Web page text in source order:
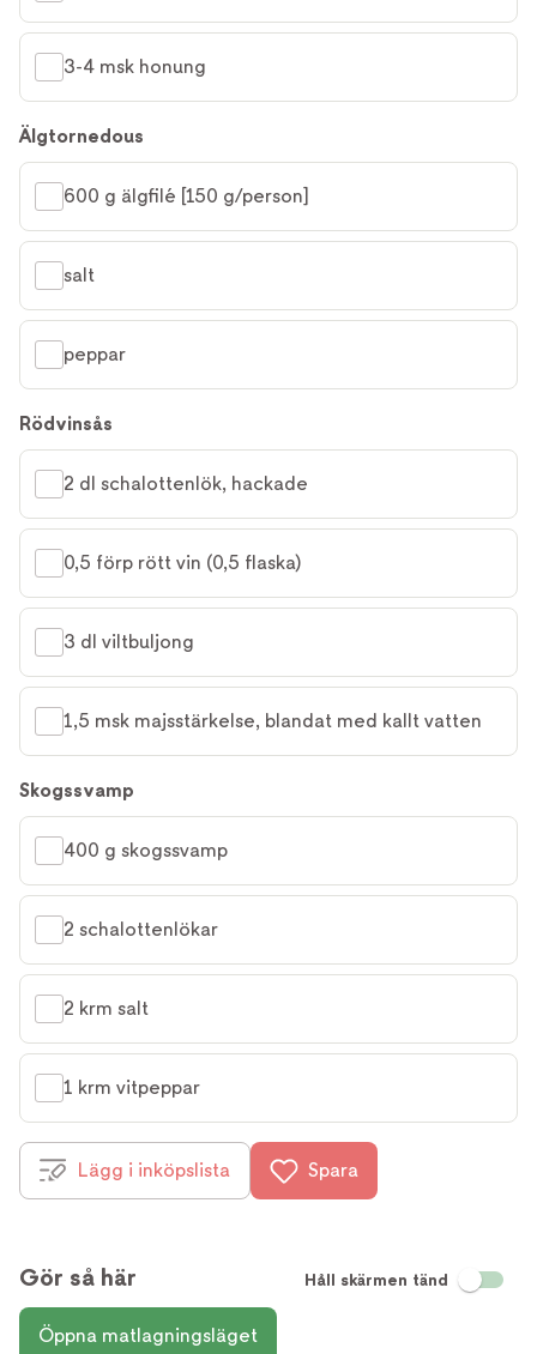
3-4 msk honung
Älgtornedous
600 g älgfilé [150 g/person]
salt
peppar
Rödvinsås
2 dl schalottenlök, hackade
0,5 förp rött vin (0,5 flaska)
3 dl viltbuljong
1,5 msk majsstärkelse, blandat med kallt vatten
Skogssvamp
400 g skogssvamp
2 schalottenlökar
2 krm salt
1 krm vitpeppar
Lägg i inköpslista Spara
Gör så här Håll skärmen tänd
Öppna matlagningsläget